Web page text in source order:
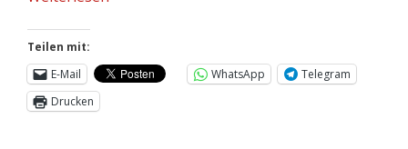
Teilen mit:
E-Mail
WhatsApp
Telegram
Drucken